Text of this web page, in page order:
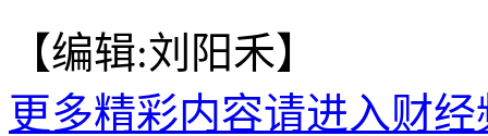
【编辑:刘阳禾】
更多精彩内容请进入财经